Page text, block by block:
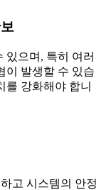
있으며, 특히 여러
이 발생할 수 있습
를 강화해야 합니
고 시스템의 안정